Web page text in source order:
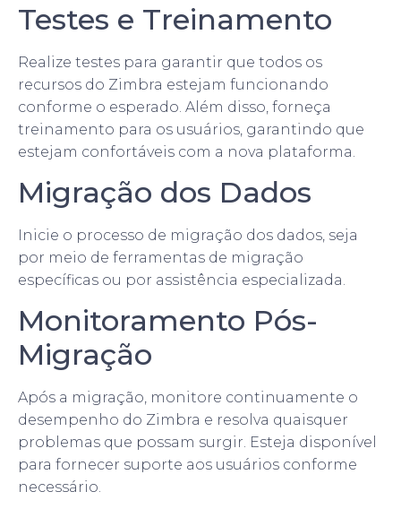
Testes e Treinamento
Realize testes para garantir que todos os
recursos do Zimbra estejam funcionando
conforme o esperado. Além disso, forneça
treinamento para os usuários, garantindo que
estejam confortáveis com a nova plataforma.
Migração dos Dados
Inicie o processo de migração dos dados, seja
por meio de ferramentas de migração
específicas ou por assistência especializada.
Monitoramento Pós-
Migração
Após a migração, monitore continuamente o
desempenho do Zimbra e resolva quaisquer
problemas que possam surgir. Esteja disponível
para fornecer suporte aos usuários conforme
necessário.